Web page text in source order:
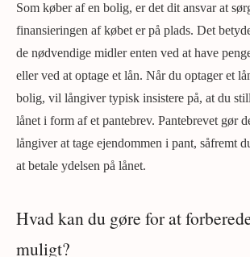
Som køber af en bolig, er det dit ansvar at
finansieringen af købet er på plads. Det
de nødvendige midler enten ved at have
eller ved at optage et lån. Når du optager et
bolig, vil långiver typisk insistere på, at du
lånet i form af et pantebrev. Pantebrevet gør
långiver at tage ejendommen i pant, såfremt
at betale ydelsen på lånet.
Hvad kan du gøre for at
muligt?